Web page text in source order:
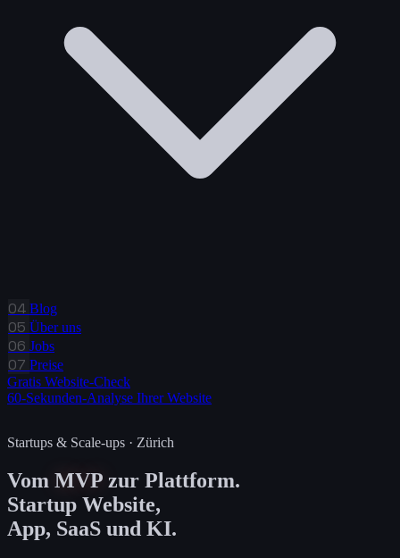
04 Blog
05 Über uns
06 Jobs
07 Preise
Gratis Website-Check
60-Sekunden-Analyse Ihrer Website
Startups & Scale-ups · Zürich
Vom MVP zur Plattform.
Startup Website,
App, SaaS und KI.